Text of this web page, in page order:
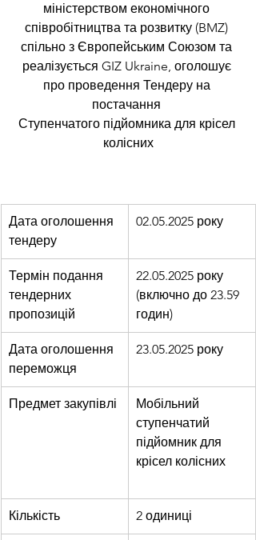
міністерством економічного
співробітництва та розвитку (BMZ)
спільно з Європейським Союзом та
реалізується GIZ Ukraine, оголошує
про проведення Тендеру на
постачання
Ступенчатого підйомника для крісел
колісних
Дата оголошення
тендеру
02.05.2025 року
Термін подання
тендерних
пропозицій
22.05.2025 року
(включно до 23.59
годин)
Дата оголошення
переможця
23.05.2025 року
Предмет закупівлі
Мобільний
ступенчатий
підйомник для
крісел колісних
Кількість 2 одиниці